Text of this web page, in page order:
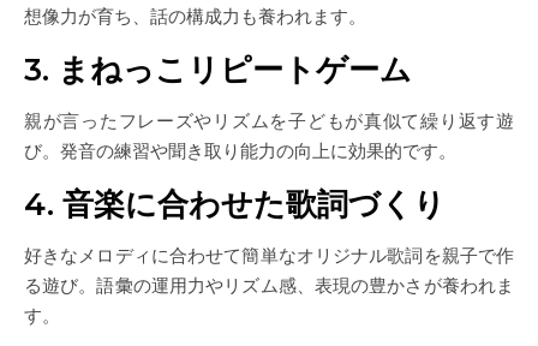
想像力が育ち、話の構成力も養われます。
3. まねっこリピートゲーム
親が言ったフレーズやリズムを子どもが真似て繰り返す遊
び。発音の練習や聞き取り能力の向上に効果的です。
4. 音楽に合わせた歌詞づくり
好きなメロディに合わせて簡単なオリジナル歌詞を親子で作
る遊び。語彙の運用力やリズム感、表現の豊かさが養われま
す。